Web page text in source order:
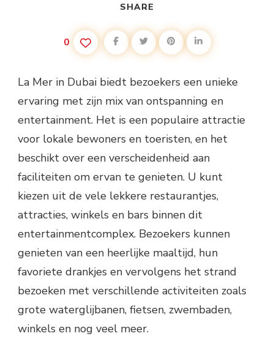
SHARE
0
La Mer in Dubai biedt bezoekers een unieke
ervaring met zijn mix van ontspanning en
entertainment. Het is een populaire attractie
voor lokale bewoners en toeristen, en het
beschikt over een verscheidenheid aan
faciliteiten om ervan te genieten. U kunt
kiezen uit de vele lekkere restaurantjes,
attracties, winkels en bars binnen dit
entertainmentcomplex. Bezoekers kunnen
genieten van een heerlijke maaltijd, hun
favoriete drankjes en vervolgens het strand
bezoeken met verschillende activiteiten zoals
grote waterglijbanen, fietsen, zwembaden,
winkels en nog veel meer.